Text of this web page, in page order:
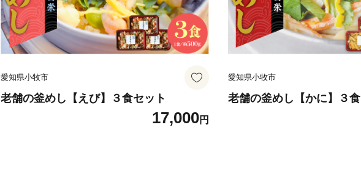
が、皆さんの高い集中力と一つ一つの丁寧な作業には
す。
また、ふるさと納税は市の事業ということで自分達が
ご寄附の使い道として障がい者の皆様への支援をするの
一歩進んだ直接的な取組みにより障がい者の皆様の雇
愛知県小牧市
老舗の釜めし【えび】３食セット
17,000円
愛知県小牧市
老舗の釜めし【かに】３